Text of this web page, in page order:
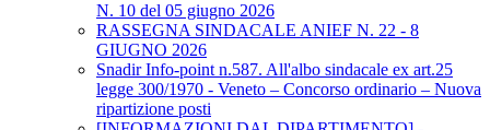
N. 10 del 05 giugno 2026
RASSEGNA SINDACALE ANIEF N. 22 - 8
GIUGNO 2026
Snadir Info-point n.587. All'albo sindacale ex art.25
legge 300/1970 - Veneto – Concorso ordinario – Nuova
ripartizione posti